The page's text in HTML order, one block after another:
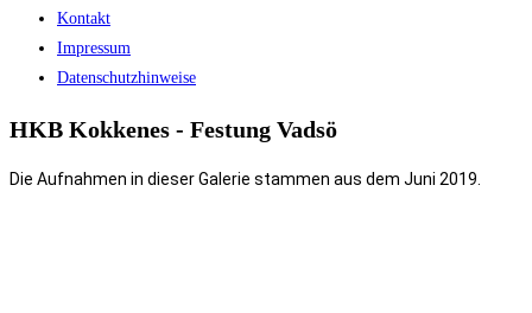
Kontakt
Impressum
Datenschutzhinweise
HKB Kokkenes - Festung Vadsö
Die Aufnahmen in dieser Galerie stammen aus dem Juni 2019.